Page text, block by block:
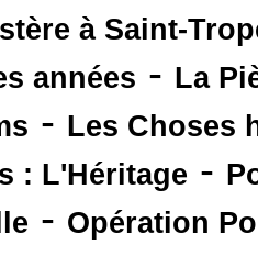
à Saint-
années - La
- Les Choses
: L'Héritage -
- Opération